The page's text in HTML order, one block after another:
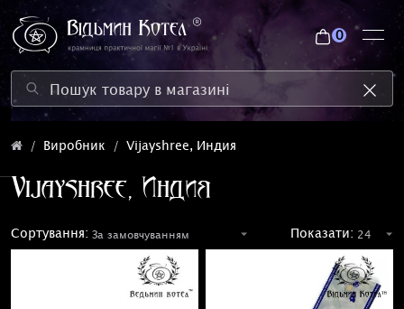
0
Виробник Vijayshree, Индия
Vijayshree, Индия
Сортування: Показати: